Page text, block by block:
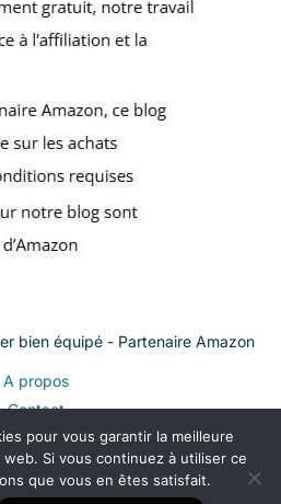
bien équipé - Partenaire Amazon
A propos
Contact
du site
légales
de confidentialité
pour vous garantir la meilleure
Si vous continuez à utiliser ce
que vous en êtes satisfait.